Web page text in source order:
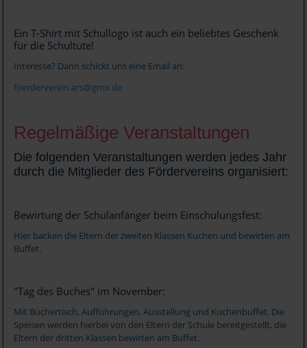
Ein T-Shirt mit Schullogo ist auch ein beliebtes Geschenk
für die Schultüte!
Interesse? Dann schickt uns eine Email an:
foerderverein.ars@gmx.de
Regelmäßige Veranstaltungen
Die folgenden Veranstaltungen werden jedes Jahr
durch die Mitglieder des Fördervereins organisiert:
Bewirtung der Schulanfänger beim Einschulungsfest:
Hier backen die Eltern der zweiten Klassen Kuchen und bewirten am
Buffet.
"Tag des Buches" im November:
Mit Büchertisch, Aufführungen, Ausstellung und Kuchenbuffet. Die
Speisen werden hierbei von den Eltern der Schule bereitgestellt, die
Eltern der dritten Klassen bewirten am Buffet.